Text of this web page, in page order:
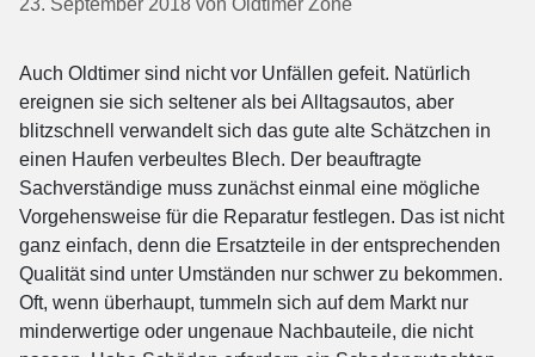
23. September 2018 von Oldtimer Zone
Auch Oldtimer sind nicht vor Unfällen gefeit. Natürlich
ereignen sie sich seltener als bei Alltagsautos, aber
blitzschnell verwandelt sich das gute alte Schätzchen in
einen Haufen verbeultes Blech. Der beauftragte
Sachverständige muss zunächst einmal eine mögliche
Vorgehensweise für die Reparatur festlegen. Das ist nicht
ganz einfach, denn die Ersatzteile in der entsprechenden
Qualität sind unter Umständen nur schwer zu bekommen.
Oft, wenn überhaupt, tummeln sich auf dem Markt nur
minderwertige oder ungenaue Nachbauteile, die nicht